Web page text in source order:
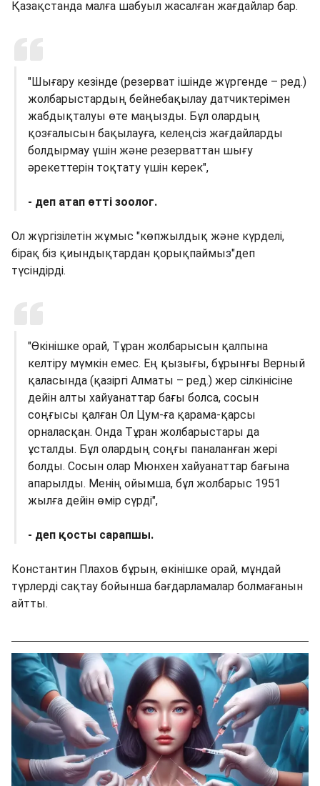
Қазақстанда малға шабуыл жасалған жағдайлар бар.
"Шығару кезінде (резерват ішінде жүргенде – ред.)
жолбарыстардың бейнебақылау датчиктерімен
жабдықталуы өте маңызды. Бұл олардың
қозғалысын бақылауға, келеңсіз жағдайларды
болдырмау үшін және резерваттан шығу
әрекеттерін тоқтату үшін керек",
- деп атап өтті зоолог.
Ол жүргізілетін жұмыс "көпжылдық және күрделі,
бірақ біз қиындықтардан қорықпаймыз"деп
түсіндірді.
"Өкінішке орай, Тұран жолбарысын қалпына
келтіру мүмкін емес. Ең қызығы, бұрынғы Верный
қаласында (қазіргі Алматы – ред.) жер сілкінісіне
дейін алты хайуанаттар бағы болса, сосын
соңғысы қалған Ол Цум-ға қарама-қарсы
орналасқан. Онда Тұран жолбарыстары да
ұсталды. Бұл олардың соңғы паналанған жері
болды. Сосын олар Мюнхен хайуанаттар бағына
апарылды. Менің ойымша, бұл жолбарыс 1951
жылға дейін өмір сүрді",
- деп қосты сарапшы.
Константин Плахов бұрын, өкінішке орай, мұндай
түрлерді сақтау бойынша бағдарламалар болмағанын
айтты.